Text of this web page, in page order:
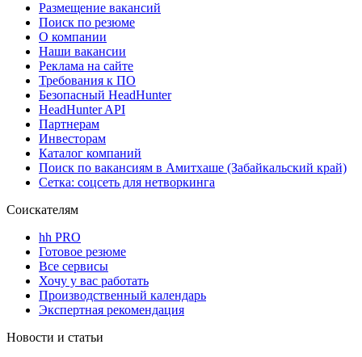
Размещение вакансий
Поиск по резюме
О компании
Наши вакансии
Реклама на сайте
Требования к ПО
Безопасный HeadHunter
HeadHunter API
Партнерам
Инвесторам
Каталог компаний
Поиск по вакансиям в Амитхаше (Забайкальский край)
Сетка: соцсеть для нетворкинга
Соискателям
hh PRO
Готовое резюме
Все сервисы
Хочу у вас работать
Производственный календарь
Экспертная рекомендация
Новости и статьи